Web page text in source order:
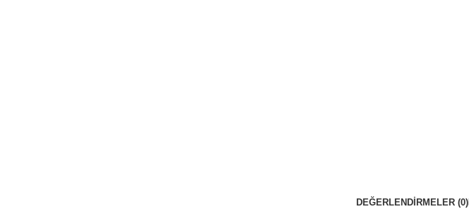
DEĞERLENDIRMELER (0)